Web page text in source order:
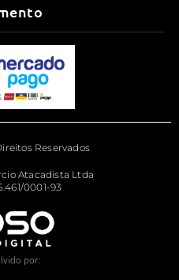
Reservados
Atacadista Ltda
0001-93
por: